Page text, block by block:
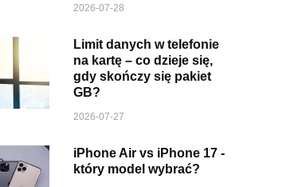
2026-07-28
Limit danych w telefonie
na kartę – co dzieje się,
gdy skończy się pakiet
GB?
2026-07-27
iPhone Air vs iPhone 17 -
który model wybrać?